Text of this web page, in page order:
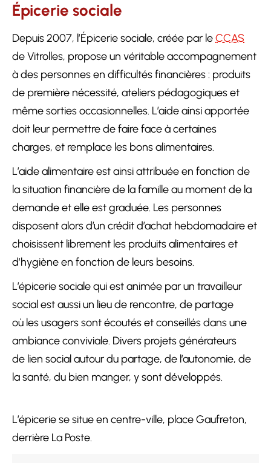
Épicerie sociale
Depuis 2007, l’Épicerie sociale, créée par leCCAS
de Vitrolles, propose un véritable accompagnement
à des personnes en difficultés financières : produits
de première nécessité, ateliers pédagogiques et
même sorties occasionnelles. L’aide ainsi apportée
doit leur permettre de faire face à certaines
charges, et remplace les bons alimentaires.
L’aide alimentaire est ainsi attribuée en fonction de
la situation financière de la famille au moment de la
demande et elle est graduée. Les personnes
disposent alors d’un crédit d’achat hebdomadaire et
choisissent librement les produits alimentaires et
d’hygiène en fonction de leurs besoins.
L’épicerie sociale qui est animée par un travailleur
social est aussi un lieu de rencontre, de partage
où les usagers sont écoutés et conseillés dans une
ambiance conviviale. Divers projets générateurs
de lien social autour du partage, de l’autonomie, de
la santé, du bien manger, y sont développés.
L’épicerie se situe en centre-ville, place Gaufreton,
derrière La Poste.